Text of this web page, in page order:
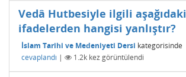
Vedâ Hutbesiyle ilgili aşağıdaki
ifadelerden hangisi yanlıştır?
İslam Tarihi ve Medeniyeti Dersi kategorisinde
cevaplandı | 1.2k kez görüntülendi